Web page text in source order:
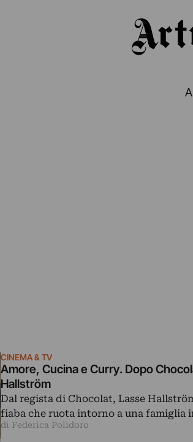
CINEMA & TV
Amore, Cucina e Curry. Dopo
Hallström
Dal regista di Chocolat, Lasse
fiaba che ruota intorno a una famiglia
di Federica Polidoro